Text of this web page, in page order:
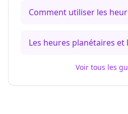
Comment utiliser les
Les heures planétaires
Voir tous les